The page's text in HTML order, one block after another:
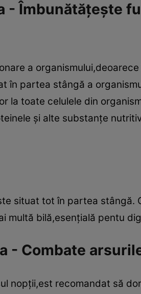
- Îmbunătăţeşte
a
în partea stângă a
la toate celulele din
şi alte substanţe
situat tot în partea stângă.
multă bilă,esenţială pentu
- Combate
nopţii,est recomandat să